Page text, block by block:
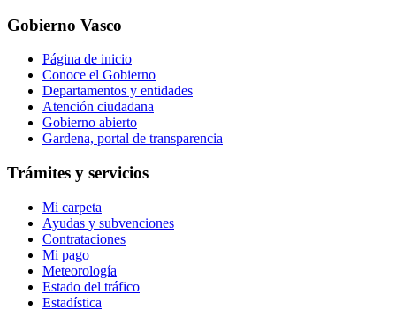
Gobierno Vasco
Página de inicio
Conoce el Gobierno
Departamentos y entidades
Atención ciudadana
Gobierno abierto
Gardena, portal de transparencia
Trámites y servicios
Mi carpeta
Ayudas y subvenciones
Contrataciones
Mi pago
Meteorología
Estado del tráfico
Estadística